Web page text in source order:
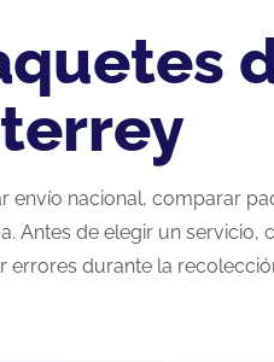
envío nacional, comparar
Antes de elegir un servicio,
errores durante la